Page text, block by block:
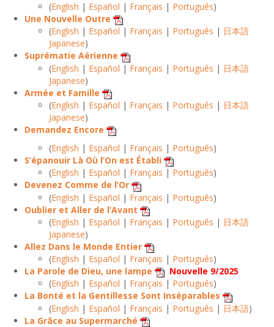
(English | Español | Français | Português)
Une Nouvelle Outre
(English | Español | Français | Português | 日本語
Japanese)
Suprématie Aérienne
(English | Español | Français | Português | 日本語
Japanese)
Armée et Famille
(English | Español | Français | Português | 日本語
Japanese)
Demandez Encore
(English | Español | Français | Português)
S’épanouir Là Où l’On est Établi
(English | Español | Français | Português)
Devenez Comme de l’Or
(English | Español | Français | Português)
Oublier et Aller de l’Avant
(English | Español | Français | Português | 日本語
Japanese)
Allez Dans le Monde Entier
(English | Español | Français | Português)
La Parole de Dieu, une lampe
Nouvelle 9/2025
(English | Español | Français | Português)
La Bonté et la Gentillesse Sont Inséparables
(English | Español | Français | Português | 日本語)
La Grâce au Supermarché